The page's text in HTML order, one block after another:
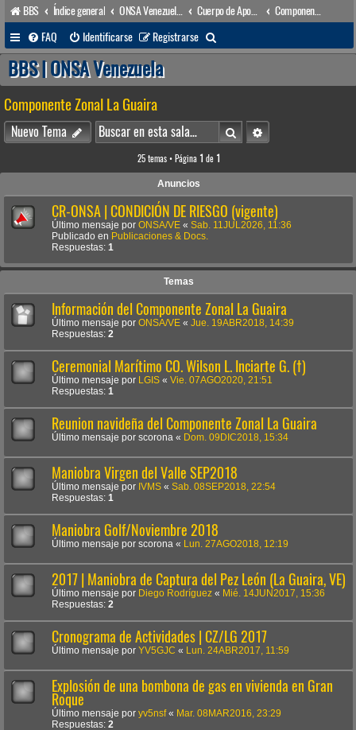
BBS Índice general
FAQ
Identificarse Registrarse
u
a
r
BBS | ONSA Venezuela
Componente Zonal La Guaira
Nuevo Tema BuscarBúsqueda avanzada
25 temas • Página 1 de 1
Anuncios
CR-ONSA | CONDICIÓN DE RIESGO (vigente)
Último mensaje por ONSA/VE « Sab. 11JUL2026, 11:36
Publicado en Publicaciones & Docs.
Respuestas: 1
Temas
Información del Componente Zonal La Guaira
Último mensaje por ONSA/VE « Jue. 19ABR2018, 14:39
Respuestas: 2
Ceremonial Marítimo CO. Wilson L. Inciarte G. (†)
Último mensaje por LGIS « Vie. 07AGO2020, 21:51
Respuestas: 1
Reunion navideña del Componente Zonal La Guaira
Último mensaje por scorona « Dom. 09DIC2018, 15:34
Maniobra Virgen del Valle SEP2018
Último mensaje por IVMS « Sab. 08SEP2018, 22:54
Respuestas: 1
Maniobra Golf/Noviembre 2018
Último mensaje por scorona « Lun. 27AGO2018, 12:19
2017 | Maniobra de Captura del Pez León (La Guaira, VE)
Último mensaje por Diego Rodríguez « Mié. 14JUN2017, 15:36
Respuestas: 2
Cronograma de Actividades | CZ/LG 2017
Último mensaje por YV5GJC « Lun. 24ABR2017, 11:59
Explosión de una bombona de gas en vivienda en Gran
Roque
Último mensaje por yv5nsf« Mar. 08MAR2016, 23:29
Respuestas: 2